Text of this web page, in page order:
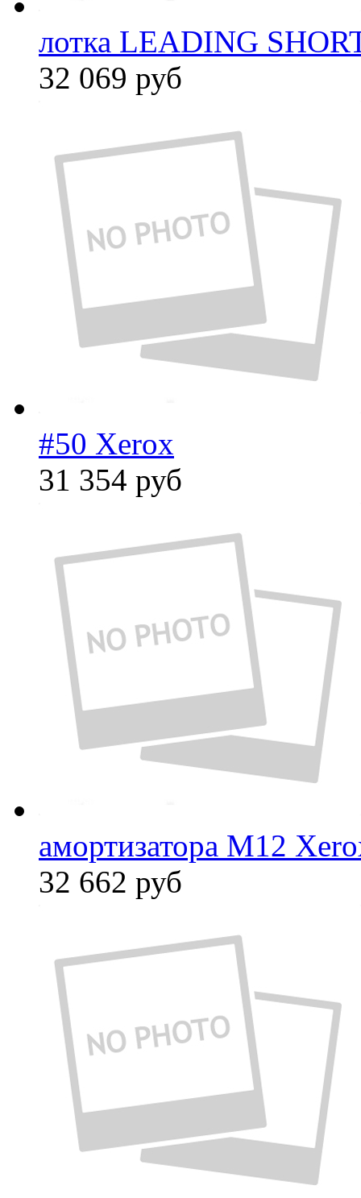
лотка LEADING
32 069 руб
#50 Xerox
31 354 руб
амортизатора М12
32 662 руб